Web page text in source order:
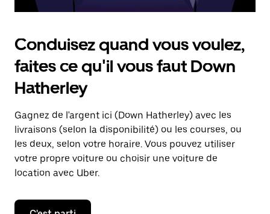
Conduisez quand vous voulez,
faites ce qu'il vous faut Down
Hatherley
Gagnez de l'argent ici (Down Hatherley) avec les
livraisons (selon la disponibilité) ou les courses, ou
les deux, selon votre horaire. Vous pouvez utiliser
votre propre voiture ou choisir une voiture de
location avec Uber.